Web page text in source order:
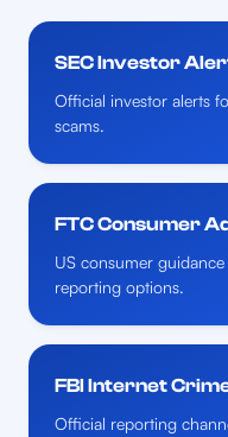
SEC Investor
Official investor alerts
scams.
FTC Consumer
US consumer
reporting options.
FBI Internet
Official reporting